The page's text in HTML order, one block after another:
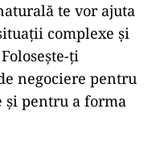
te vor ajuta
complexe și
ți
negociere pentru
pentru a forma